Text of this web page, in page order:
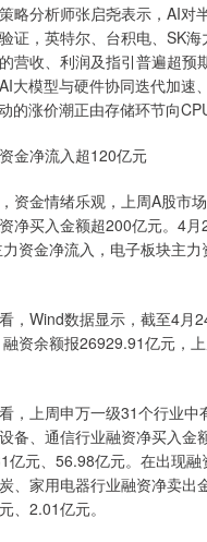
分析师张启尧表示，AI对
证，英特尔、台积电、SK
营收、利润及指引普遍超预
大模型与硬件协同迭代加速
的涨价潮正由存储环节向
净流入超120亿元
金情绪乐观，上周A股市
净买入金额超200亿元。4月
资金净流入，电子板块主
Wind数据显示，截至4月
资余额报26929.91亿元，
上周申万一级31个行业中
备、通信行业融资净买入金
亿元、56.98亿元。在出现融
、家用电器行业融资净卖出
、2.01亿元。